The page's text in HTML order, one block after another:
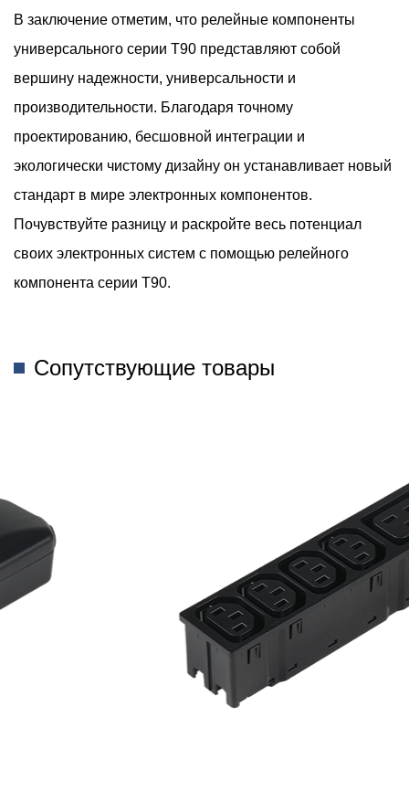
В заключение отметим, что релейные компоненты
универсального серии T90 представляют собой
вершину надежности, универсальности и
производительности. Благодаря точному
проектированию, бесшовной интеграции и
экологически чистому дизайну он устанавливает новый
стандарт в мире электронных компонентов.
Почувствуйте разницу и раскройте весь потенциал
своих электронных систем с помощью релейного
компонента серии T90.
Сопутствующие товары